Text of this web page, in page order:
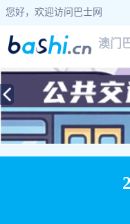
您好，欢迎访问巴士网
澳门
当前位置： 巴士网> 澳门巴士